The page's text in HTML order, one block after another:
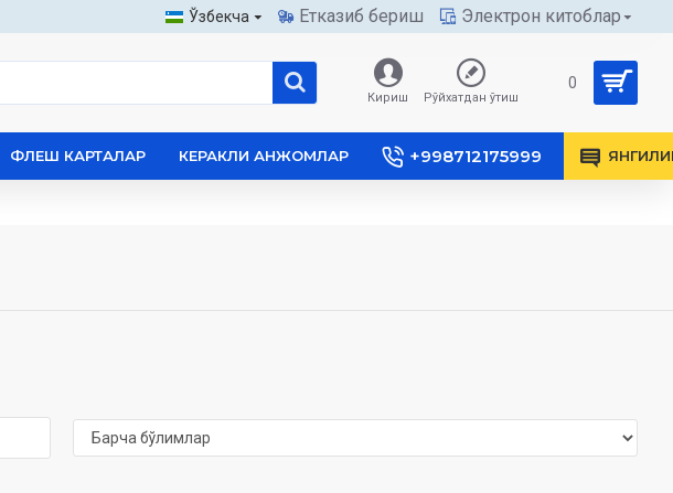
Ўзбекча Етказиб бериш Электрон китоблар
Кириш Рўйхатдан ўтиш
0
ФЛЕШ КАРТАЛАР КЕРАКЛИ АНЖОМЛАР +998712175999